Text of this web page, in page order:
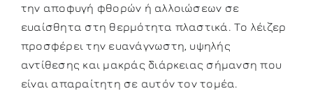
την αποφυγή φθορών ή αλλοιώσεων σε
ευαίσθητα στη θερμότητα πλαστικά. Το λέιζερ
προσφέρει την ευανάγνωστη, υψηλής
αντίθεσης και μακράς διάρκειας σήμανση που
είναι απαραίτητη σε αυτόν τον τομέα.